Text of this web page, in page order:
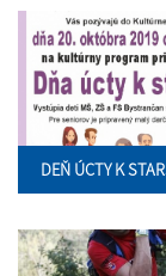
DEŇ ÚCTY K